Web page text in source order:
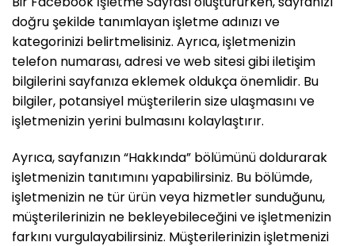
doğru şekilde tanımlayan işletme adınızı ve
kategorinizi belirtmelisiniz. Ayrıca, işletmenizin
telefon numarası, adresi ve web sitesi gibi iletişim
bilgilerini sayfanıza eklemek oldukça önemlidir. Bu
bilgiler, potansiyel müşterilerin size ulaşmasını ve
işletmenizin yerini bulmasını kolaylaştırır.
Ayrıca, sayfanızın “Hakkında” bölümünü doldurarak
işletmenizin tanıtımını yapabilirsiniz. Bu bölümde,
işletmenizin ne tür ürün veya hizmetler sunduğunu,
müşterilerinizin ne bekleyebileceğini ve işletmenizin
farkını vurgulayabilirsiniz. Müşterilerinizin işletmenizi